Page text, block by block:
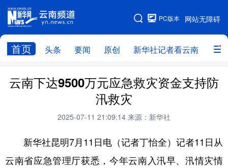
网站无障碍
PC版本
首页 头条 要闻 原创 新华社记者看云南 政务
网站地图
头条 云南要闻 本网原创
政务
云南省领导报道集
教育
州市
社会
图片
云南下达9500万元应急救灾资金支持防
汛救灾
2025-07-11 21:09:14 来源：新华社
新华社昆明7月11日电（记者丁怡全）记者11日从
云南省应急管理厅获悉，今年云南入汛早、汛情灾情